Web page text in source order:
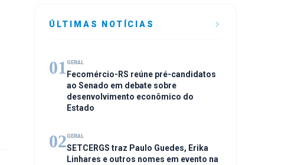
ÚLTIMAS NOTÍCIAS
01 GERAL
Fecomércio-RS reúne pré-candidatos
ao Senado em debate sobre
desenvolvimento econômico do
Estado
02GERAL
SETCERGS traz Paulo Guedes, Erika
Linhares e outros nomes em evento na